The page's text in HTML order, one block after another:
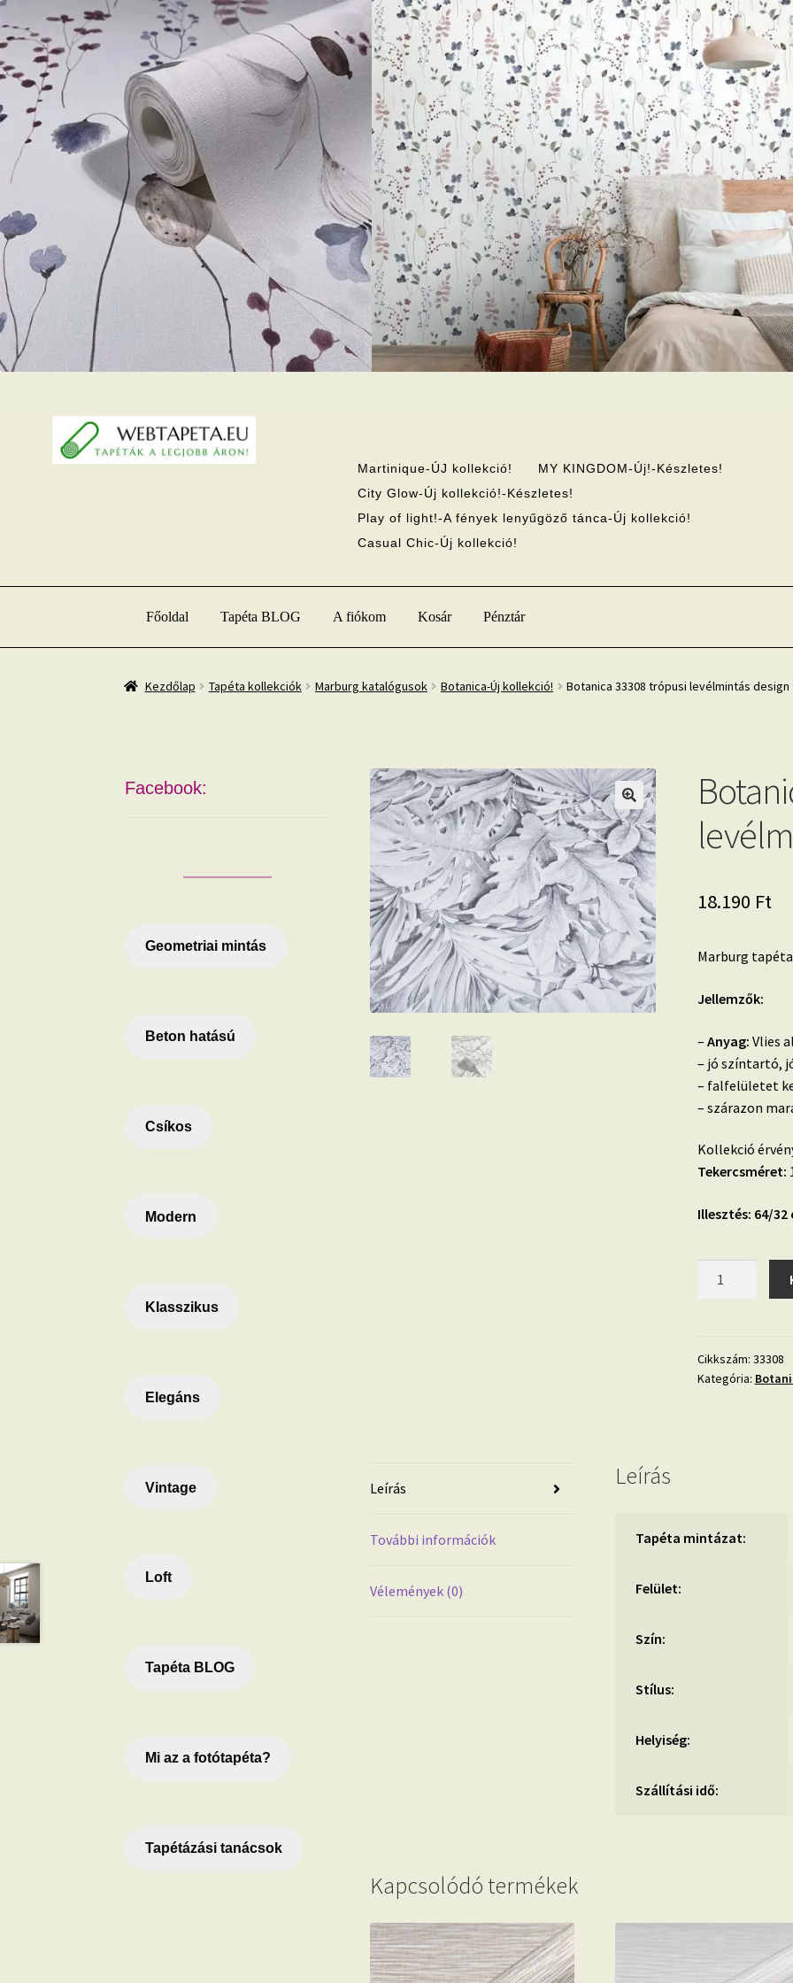
Ugrás
a
navigációhoz
Kilépés
a
tartalomba
Martinique-ÚJ kollekció!
MY KINGDOM-Új!-Készletes!
City Glow-Új kollekció!-Készletes!
Play of light!-A fények lenyűgöző tánca-Új kollekció!
Casual Chic-Új kollekció!
Főoldal Tapéta BLOG A fiókom Kosár Pénztár
Kezdőlap Tapéta kollekciók Marburg katalógusok Botanica-Új kollekció! Botanica 33308 trópusi levélmintás
18.190 Ft
Marburg
Jellemzők:
– Anyag: Vlies
– jó színtartó,
– falfelületet
– szárazon
Kollekció
Tekercsméret:
Illesztés: 64/32
design
tapéta
Cikkszám: 33308
Kategória:
Leírás
További információk
Vélemények (0)
Leírás
Tapéta mintázat:
Felület:
Szín:
Stílus:
Helyiség:
Szállítási idő:
Kapcsolódó termékek
Facebook:
Geometriai mintás
Beton hatású
Csíkos
Modern
Klasszikus
Elegáns
Vintage
Loft
Tapéta BLOG
Mi az a fotótapéta?
Tapétázási tanácsok